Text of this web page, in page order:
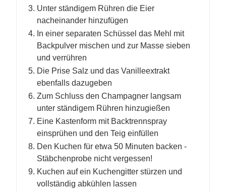
Unter ständigem Rühren die Eier
nacheinander hinzufügen
In einer separaten Schüssel das Mehl mit
Backpulver mischen und zur Masse sieben
und verrühren
Die Prise Salz und das Vanilleextrakt
ebenfalls dazugeben
Zum Schluss den Champagner langsam
unter ständigem Rühren hinzugießen
Eine Kastenform mit Backtrennspray
einsprühen und den Teig einfüllen
Den Kuchen für etwa 50 Minuten backen -
Stäbchenprobe nicht vergessen!
Kuchen auf ein Kuchengitter stürzen und
vollständig abkühlen lassen